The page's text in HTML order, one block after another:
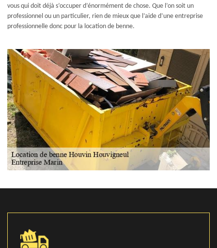
vous qui doit déjà s’occuper d’énormément de chose. Que l’on soit un
professionnel ou un particulier, rien de mieux que l’aide d’une entreprise
professionnelle donc pour la location de benne.